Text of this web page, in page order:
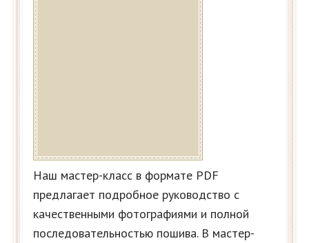
Наш мастер-класс в формате PDF
предлагает подробное руководство с
качественными фотографиями и полной
последовательностью пошива. В мастер-